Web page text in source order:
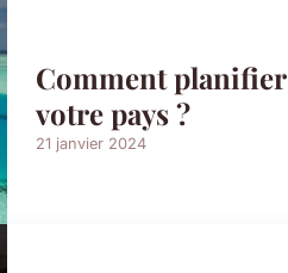
Comment planifier
votre pays ?
21 janvier 2024